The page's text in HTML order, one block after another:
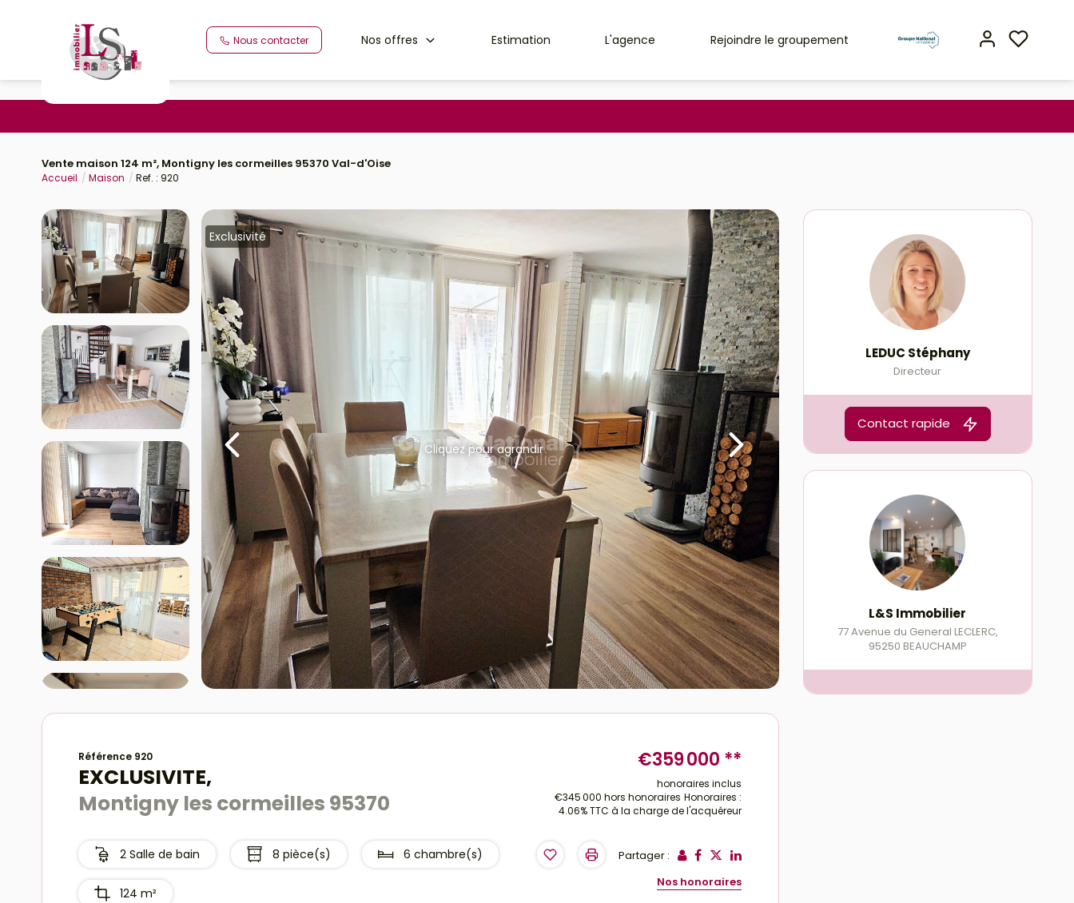
Nous contacter Nos offres Estimation L'agence Rejoindre le groupement
Vente maison 124 m², Montigny les cormeilles 95370 Val-d'Oise
Accueil Maison Ref. : 920
Exclusivité
Cliquez pour agrandir
Référence 920
EXCLUSIVITE,
Montigny les cormeilles 95370
2 Salle de bain 8 pièce(s) 6 chambre(s)
124 m²
€359 000 **
honoraires inclus
€345 000 hors honoraires Honoraires :
4.06% TTC à la charge de l'acquéreur
Partager :
Nos honoraires
LEDUC Stéphany
Directeur
Contact rapide
L&S Immobilier
77 Avenue du General LECLERC,
95250 BEAUCHAMP